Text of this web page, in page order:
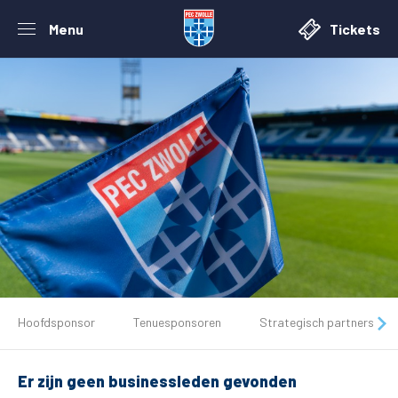
Menu Tickets
Tickets
Matchdays
Hoofdsponsor Tenuesponsoren Strategisch partners
Er zijn geen businessleden gevonden